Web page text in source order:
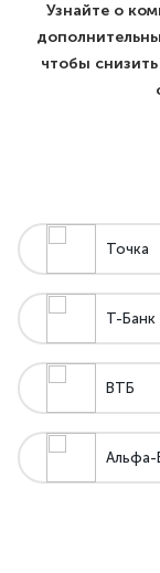
Узнайте о
чтобы
Точка
Т-Банк
ВТБ
Альфа-